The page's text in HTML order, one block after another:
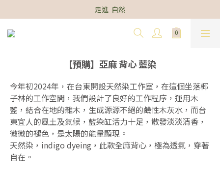
走進  自然
【預購】亞麻 背心 藍染
今年初2024年，在台東開設天然染工作室，在這個坐落椰
子林的工作空間，我們設計了良好的工作程序，運用木
藍，結合在地的雜木，生成源源不絕的鹼性木灰水，而台
東宜人的風土及氣候，藍染缸活力十足，散發淡淡清香，
微微的褪色，是太陽的能量顯現。
天然染，indigo dyeing，此款全麻背心，極為透氣，穿著
自在。